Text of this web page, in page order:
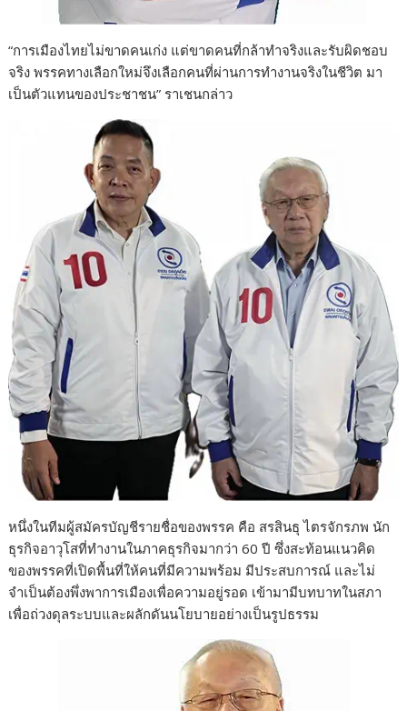
“การเมืองไทยไม่ขาดคนเก่ง แต่ขาดคนที่กล้าทำจริงและรับผิดชอบ
จริง พรรคทางเลือกใหม่จึงเลือกคนที่ผ่านการทำงานจริงในชีวิต มา
เป็นตัวแทนของประชาชน” ราเชนกล่าว
หนึ่งในทีมผู้สมัครบัญชีรายชื่อของพรรค คือ สรสินธุ ไตรจักรภพ นัก
ธุรกิจอาวุโสที่ทำงานในภาคธุรกิจมากว่า 60 ปี ซึ่งสะท้อนแนวคิด
ของพรรคที่เปิดพื้นที่ให้คนที่มีความพร้อม มีประสบการณ์ และไม่
จำเป็นต้องพึ่งพาการเมืองเพื่อความอยู่รอด เข้ามามีบทบาทในสภา
เพื่อถ่วงดุลระบบและผลักดันนโยบายอย่างเป็นรูปธรรม